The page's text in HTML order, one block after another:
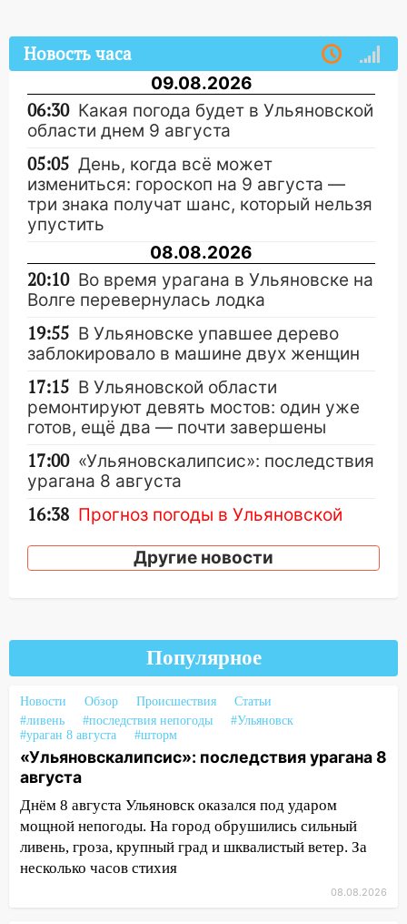
Новость часа
09.08.2026
06:30 Какая погода будет в Ульяновской
области днем 9 августа
05:05 День, когда всё может
измениться: гороскоп на 9 августа —
три знака получат шанс, который нельзя
упустить
08.08.2026
20:10 Во время урагана в Ульяновске на
Волге перевернулась лодка
19:55 В Ульяновске упавшее дерево
заблокировало в машине двух женщин
17:15 В Ульяновской области
ремонтируют девять мостов: один уже
готов, ещё два — почти завершены
17:00 «Ульяновскалипсис»: последствия
урагана 8 августа
16:38 Прогноз погоды в Ульяновской
16:34 Из-за мощной непогоды в
16:17 Мелекесский район первым в
Ульяновской области намолотил более
100 тысяч тонн зерна
15:17
В колледжи и техникумы
Ульяновской области подали более 10
тысяч заявлений
15:04 Фоторепортаж с улиц Ульяновска
после шторма: поваленные деревья и
затопленные улицы
14:28 Ураган вырвал остановку на улице
Другие новости
Популярное
Новости Обзор Происшествия
Статьи
#ливень
#последствия непогоды
#Ульяновск
#ураган 8 августа
#шторм
«Ульяновскалипсис»: последствия урагана 8
августа
Днём 8 августа Ульяновск оказался под ударом
мощной непогоды. На город обрушились сильный
ливень, гроза, крупный град и шквалистый ветер. За
несколько часов стихия
08.08.2026